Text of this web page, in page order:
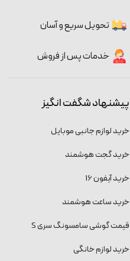
تحویل سریع و آسان
خدمات پس از فروش
پیشنهاد شگفت انگیز
خرید لوازم جانبی موبایل
خرید گجت هوشمند
خرید آیفون 16
خرید ساعت هوشمند
قیمت گوشی سامسونگ سری S
خرید لوازم خانگی